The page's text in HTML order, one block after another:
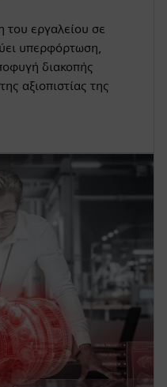
του εργαλείου σε
υπερφόρτωση,
διακοπής
αξιοπιστίας της